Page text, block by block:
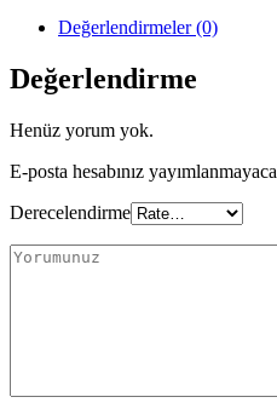
Değerlendirmeler (0)
Değerlendirme
Henüz yorum yok.
E-posta hesabınız
Derecelendirme